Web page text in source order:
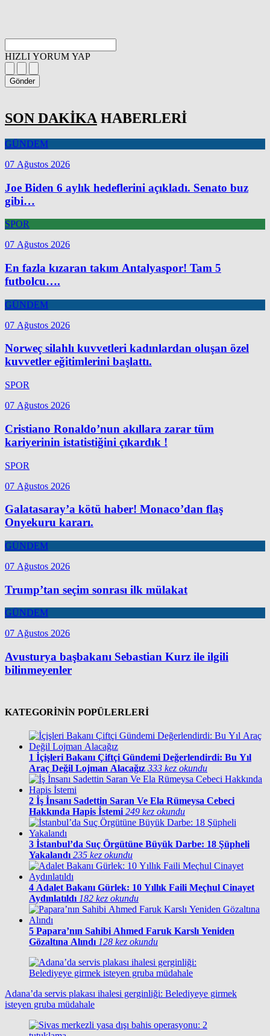
HIZLI YORUM YAP
Gönder
SON DAKİKA HABERLERİ
GÜNDEM
07 Ağustos 2026
Joe Biden 6 aylık hedeflerini açıkladı. Senato buz
gibi…
SPOR
07 Ağustos 2026
En fazla kızaran takım Antalyaspor! Tam 5
futbolcu….
GÜNDEM
07 Ağustos 2026
Norweç silahlı kuvvetleri kadınlardan oluşan özel
kuvvetler eğitimlerini başlattı.
SPOR
07 Ağustos 2026
Cristiano Ronaldo’nun akıllara zarar tüm
kariyerinin istatistiğini çıkardık !
SPOR
07 Ağustos 2026
Galatasaray’a kötü haber! Monaco’dan flaş
Onyekuru kararı.
GÜNDEM
07 Ağustos 2026
Trump’tan seçim sonrası ilk mülakat
GÜNDEM
07 Ağustos 2026
Avusturya başbakanı Sebastian Kurz ile ilgili
bilinmeyenler
KATEGORİNİN POPÜLERLERİ
1 İçişleri Bakanı Çiftçi Gündemi Değerlendirdi: Bu Yıl
Araç Değil Lojman Alacağız 333 kez okundu
2 İş İnsanı Sadettin Saran Ve Ela Rümeysa Cebeci
Hakkında Hapis İstemi 249 kez okundu
3 İstanbul’da Suç Örgütüne Büyük Darbe: 18 Şüpheli
Yakalandı 235 kez okundu
4 Adalet Bakanı Gürlek: 10 Yıllık Faili Meçhul Cinayet
Aydınlatıldı 182 kez okundu
5 Papara’nın Sahibi Ahmed Faruk Karslı Yeniden
Gözaltına Alındı 128 kez okundu
Adana’da servis plakası ihalesi gerginliği: Belediyeye girmek
isteyen gruba müdahale